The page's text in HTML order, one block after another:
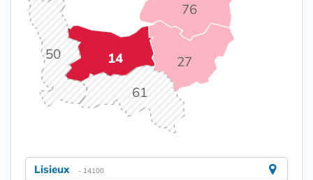
14 27
50
61
76
Lisieux - 14100